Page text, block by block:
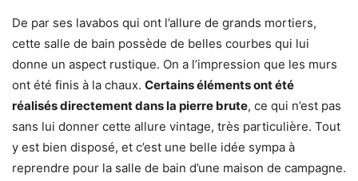
De par ses lavabos qui ont l’allure de grands mortiers,
cette salle de bain possède de belles courbes qui lui
donne un aspect rustique. On a l’impression que les murs
ont été finis à la chaux. Certains éléments ont été
réalisés directement dans la pierre brute, ce qui n’est pas
sans lui donner cette allure vintage, très particulière. Tout
y est bien disposé, et c’est une belle idée sympa à
reprendre pour la salle de bain d’une maison de campagne.